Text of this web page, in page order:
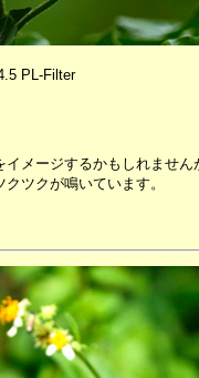
PL-Filter
メージするかもしれませ
ツクが鳴いています。